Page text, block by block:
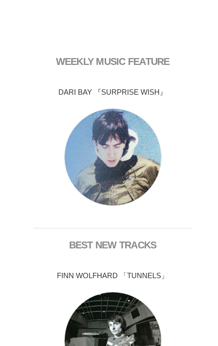
WEEKLY MUSIC FEATURE
DARI BAY 『SURPRISE WISH』
BEST NEW TRACKS
FINN WOLFHARD 「TUNNELS」